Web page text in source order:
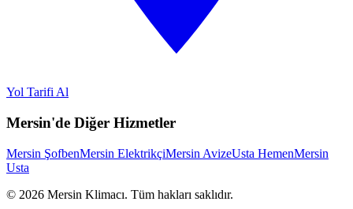
Yol Tarifi Al
Mersin'de Diğer Hizmetler
Mersin ŞofbenMersin ElektrikçiMersin AvizeUsta HemenMersin
Usta
© 2026 Mersin Klimacı. Tüm hakları saklıdır.